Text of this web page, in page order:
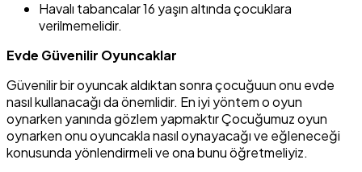
Havalı tabancalar 16 yaşın altında çocuklara
verilmemelidir.
Evde Güvenilir Oyuncaklar
Güvenilir bir oyuncak aldıktan sonra çocuğuun onu evde
nasıl kullanacağı da önemlidir. En iyi yöntem o oyun
oynarken yanında gözlem yapmaktır Çocuğumuz oyun
oynarken onu oyuncakla nasıl oynayacağı ve eğleneceği
konusunda yönlendirmeli ve ona bunu öğretmeliyiz.